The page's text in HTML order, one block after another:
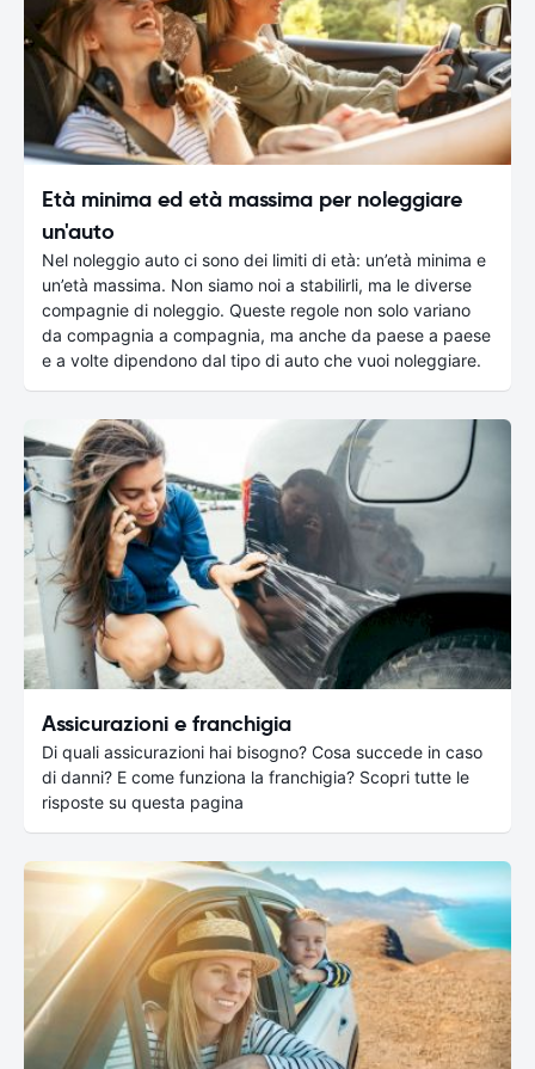
Età minima ed età massima per noleggiare
un'auto
Nel noleggio auto ci sono dei limiti di età: un’età minima e
un’età massima. Non siamo noi a stabilirli, ma le diverse
compagnie di noleggio. Queste regole non solo variano
da compagnia a compagnia, ma anche da paese a paese
e a volte dipendono dal tipo di auto che vuoi noleggiare.
Assicurazioni e franchigia
Di quali assicurazioni hai bisogno? Cosa succede in caso
di danni? E come funziona la franchigia? Scopri tutte le
risposte su questa pagina